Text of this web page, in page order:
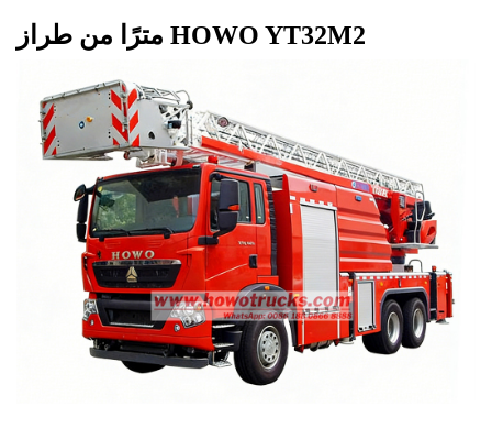
مترًا من طراز HOWO YT32M2